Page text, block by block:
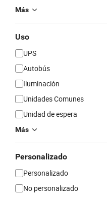
Más
Uso
UPS
Autobús
Iluminación
Unidades Comunes
Unidad de espera
Más
Personalizado
Personalizado
No personalizado